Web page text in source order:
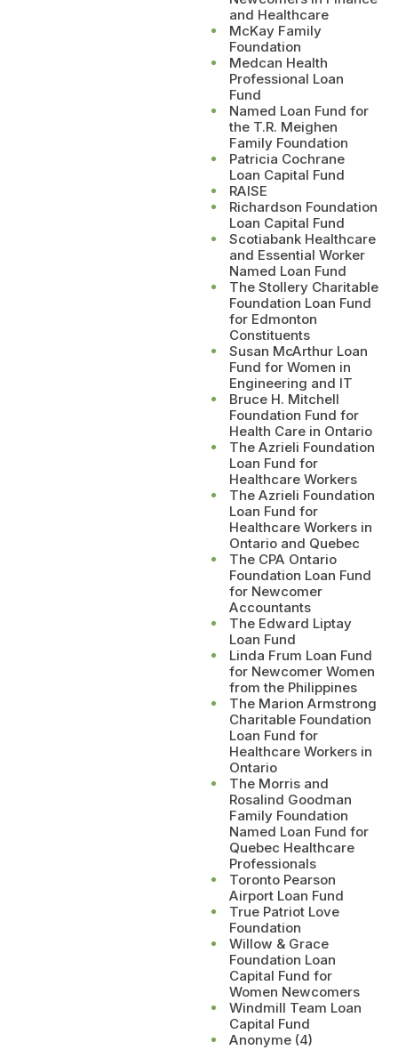
and Healthcare
McKay Family
Foundation
Medcan Health
Professional Loan
Fund
Named Loan Fund for
the T.R. Meighen
Family Foundation
Patricia Cochrane
Loan Capital Fund
RAISE
Richardson Foundation
Loan Capital Fund
Scotiabank Healthcare
and Essential Worker
Named Loan Fund
The Stollery Charitable
Foundation Loan Fund
for Edmonton
Constituents
Susan McArthur Loan
Fund for Women in
Engineering and IT
Bruce H. Mitchell
Foundation Fund for
Health Care in Ontario
The Azrieli Foundation
Loan Fund for
Healthcare Workers
The Azrieli Foundation
Loan Fund for
Healthcare Workers in
Ontario and Quebec
The CPA Ontario
Foundation Loan Fund
for Newcomer
Accountants
The Edward Liptay
Loan Fund
Linda Frum Loan Fund
for Newcomer Women
from the Philippines
The Marion Armstrong
Charitable Foundation
Loan Fund for
Healthcare Workers in
Ontario
The Morris and
Rosalind Goodman
Family Foundation
Named Loan Fund for
Quebec Healthcare
Professionals
Toronto Pearson
Airport Loan Fund
True Patriot Love
Foundation
Willow & Grace
Foundation Loan
Capital Fund for
Women Newcomers
Windmill Team Loan
Capital Fund
Anonyme (4)